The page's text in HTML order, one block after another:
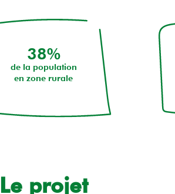
38%
de la population
en zone rurale
Le projet